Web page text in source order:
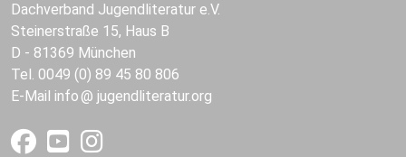
Dachverband Jugendliteratur e.V.
Steinerstraße 15, Haus B
D - 81369 München
Tel. 0049 (0) 89 45 80 806
E-Mail info jugendliteratur.org